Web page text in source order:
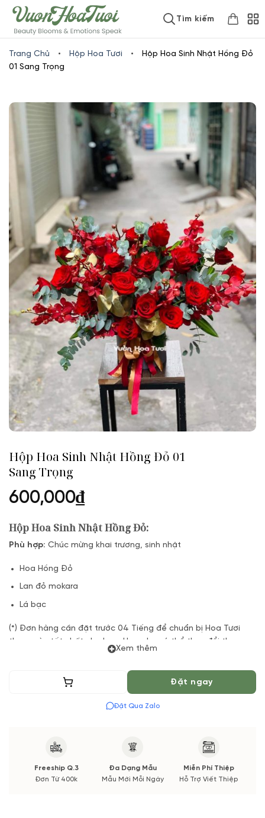
www.vuonhoatuoi.vnSkip
to
content
Tìm kiếm
Trang Chủ • Hộp Hoa Tươi •
Hộp Hoa Sinh Nhật Hồng Đỏ
01 Sang Trọng
Hộp Hoa Sinh Nhật Hồng Đỏ 01
Sang Trọng
600,000₫
Hộp Hoa Sinh Nhật Hồng Đỏ:
Phù hợp: Chúc mừng khai trương, sinh nhật
Hoa Hồng Đỏ
Lan đỏ mokara
Lá bạc
(*) Đơn hàng cần đặt trước 04 Tiếng để chuẩn bị Hoa Tươi
theo màu tốt nhất cho bạn, Hoa phụ có thể thay đổi theo
Mùa vụ. Vườn Hoa Tươi đảm bảo phong cách cắm, tone màu
khách hàng xác nhận trước khi cắm.
Xem thêm
Thêm vào giỏ Đặt ngay
Đặt Qua Zalo
Freeship Q.3
Đơn Từ 400k
Đa Dạng Mẫu
Mẫu Mới Mỗi Ngày
Miễn Phí Thiệp
Hỗ Trợ Viết Thiệp